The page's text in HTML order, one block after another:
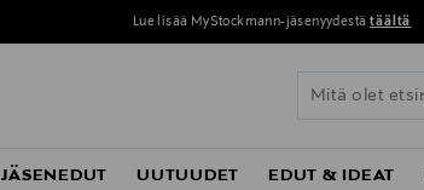
Lue lisää MyStockmann-jäsenyydestä täältä
JÄSENEDUT UUTUUDET EDUT & IDEAT